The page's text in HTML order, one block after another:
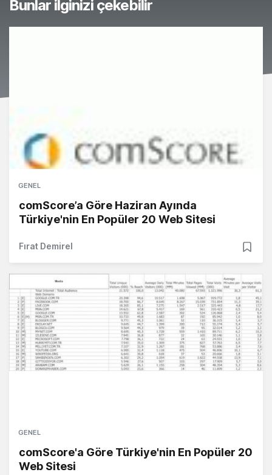
Bunlar ilginizi çekebilir
GENEL
comScore’a Göre Haziran Ayında
Türkiye'nin En Popüler 20 Web Sitesi
Fırat Demirel
GENEL
comScore'a Göre Türkiye'nin En Popüler 20
Web Sitesi